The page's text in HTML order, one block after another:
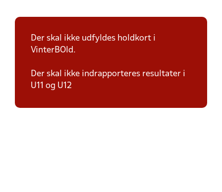
Der skal ikke udfyldes holdkort i
VinterBOld.
Der skal ikke indrapporteres resultater i
U11 og U12